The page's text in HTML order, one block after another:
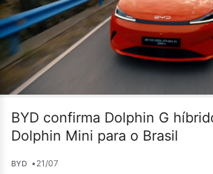
BYD confirma Dolphin G
Dolphin Mini para o Brasil
BYD •21/07